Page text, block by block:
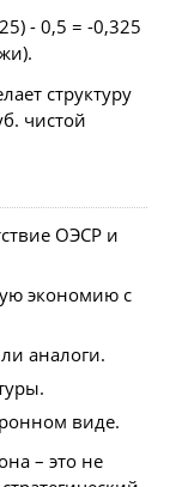
- 0,5 = -0,325
структуру
чистой
ОЭСР и
экономию с
аналоги.
виде.
– это не